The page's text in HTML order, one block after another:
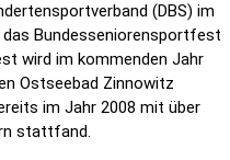
(DBS) im
Bundesseniorensportfest
wird im kommenden Jahr
Ostseebad Zinnowitz
im Jahr 2008 mit über
stattfand.